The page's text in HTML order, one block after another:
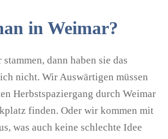
in Weimar?
dann haben sie das
nicht. Wir Auswärtigen müssen
Herbstspaziergang durch Weimar
finden. Oder wir kommen mit
was auch keine schlechte Idee